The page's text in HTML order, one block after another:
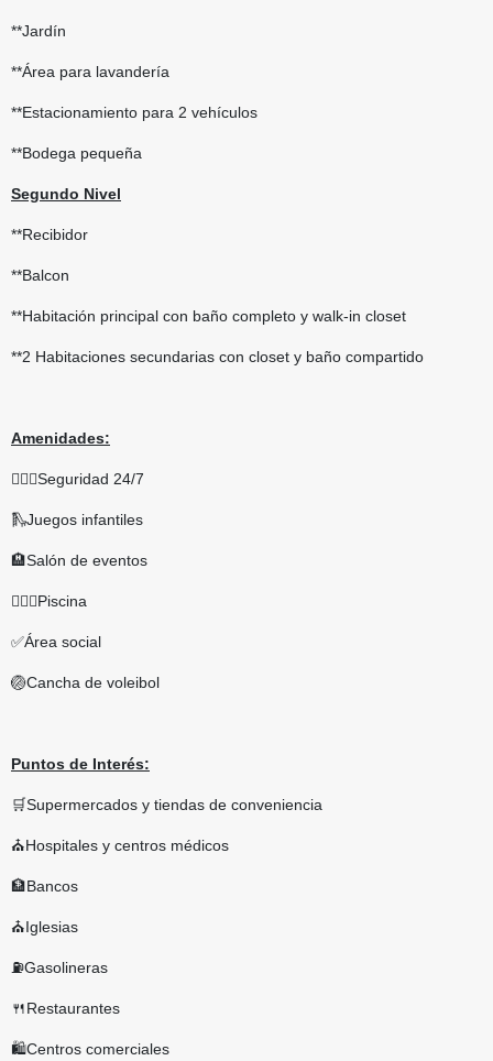
**Jardín
**Área para lavandería
**Estacionamiento para 2 vehículos
**Bodega pequeña
Segundo Nivel
**Recibidor
**Balcon
**Habitación principal con baño completo y walk-in closet
**2 Habitaciones secundarias con closet y baño compartido
Amenidades:
👨🏻‍✈Seguridad 24/7
🛝Juegos infantiles
🏨Salón de eventos
🏊🏼‍♀️Piscina
✅Área social
🏐Cancha de voleibol
Puntos de Interés:
🛒Supermercados y tiendas de conveniencia
⛪Hospitales y centros médicos
🏦Bancos
⛪Iglesias
⛽Gasolineras
🍴Restaurantes
🛍Centros comerciales